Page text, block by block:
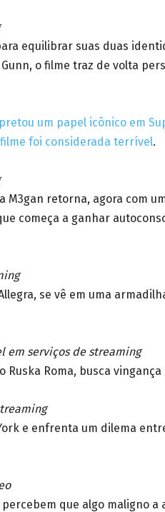
equilibrar suas duas
o filme traz de volta
um papel icônico em
foi considerada terrível.
M3gan retorna, agora com
começa a ganhar
se vê em uma
em serviços de streaming
Roma, busca
e enfrenta um dilema
que algo maligno a